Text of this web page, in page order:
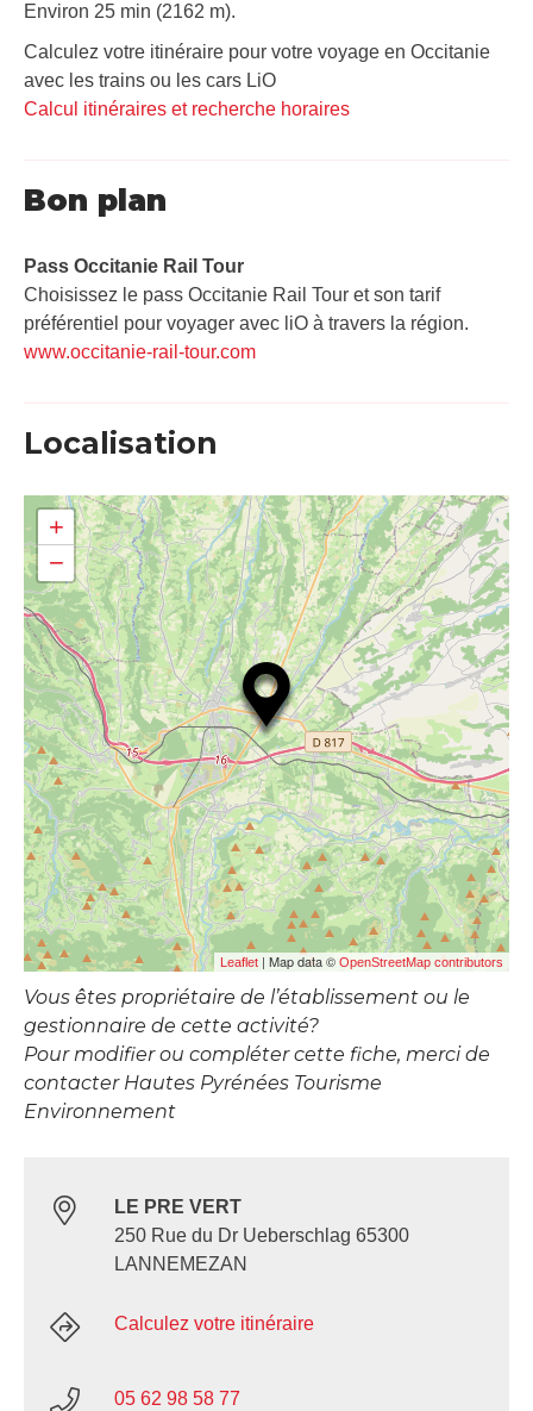
Environ 25 min (2162 m).
Calculez votre itinéraire pour votre voyage en Occitanie
avec les trains ou les cars LiO
Calcul itinéraires et recherche horaires
Bon plan
Pass Occitanie Rail Tour​
Choisissez le pass Occitanie Rail Tour et son tarif
préférentiel pour voyager avec liO à travers la région.
www.occitanie-rail-tour.com
Localisation
+
−
Leaflet | Map data © OpenStreetMap contributors
Vous êtes propriétaire de l’établissement ou le
gestionnaire de cette activité?
Pour modifier ou compléter cette fiche, merci de
contacter Hautes Pyrénées Tourisme
Environnement
LE PRE VERT
250 Rue du Dr Ueberschlag 65300
LANNEMEZAN
Calculez votre itinéraire
05 62 98 58 77